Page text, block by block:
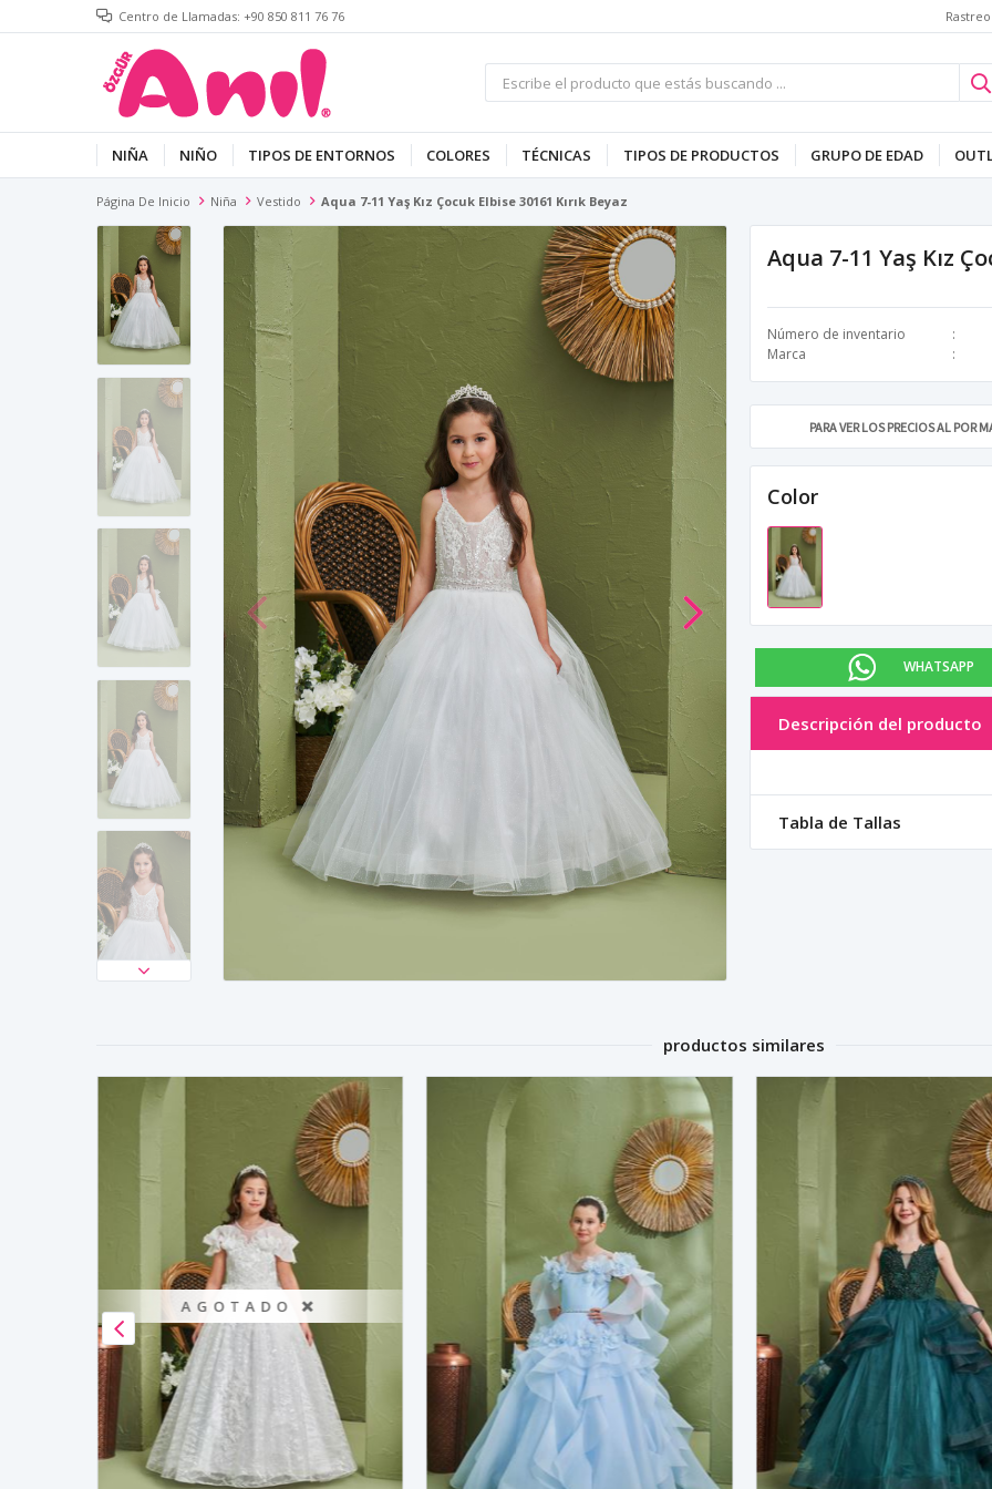
Centro de Llamadas: +90 850 811 76 76
NIÑA NIÑO TIPOS DE ENTORNOS COLORES TÉCNICAS TIPOS DE PRODUCTOS GRUPO DE EDAD
Página De Inicio Niña Vestido Aqua 7-11 Yaş Kız Çocuk Elbise 30161 Kırık Beyaz
Aqua 7-11 Yaş Kız
Número de inventario
Marca
PARA VER LOS PRECIOS AL POR
Color
WHATSAPP
Descripción del producto
Tabla de Tallas
productos similares
AGOTADO ❌